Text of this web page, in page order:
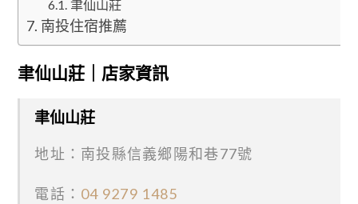
聿仙山莊
南投住宿推薦
聿仙山莊｜店家資訊
聿仙山莊
地址：南投縣信義鄉陽和巷77號
電話： 04 9279 1485